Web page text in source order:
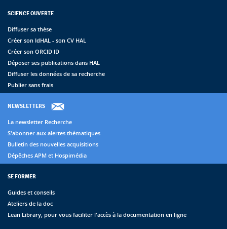
SCIENCE OUVERTE
Diffuser sa thèse
Créer son IdHAL - son CV HAL
Créer son ORCID ID
Déposer ses publications dans HAL
Diffuser les données de sa recherche
Publier sans frais
NEWSLETTERS
La newsletter Recherche
S'abonner aux alertes thématiques
Bulletin des nouvelles acquisitions
Dépêches APM et Hospimédia
SE FORMER
Guides et conseils
Ateliers de la doc
Lean Library, pour vous faciliter l'accès à la documentation en ligne